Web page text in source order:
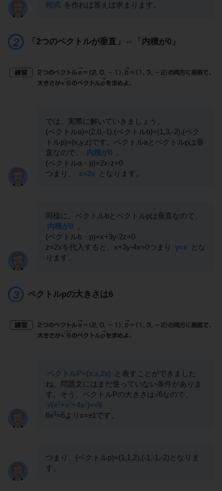
程式 を作れば答えは求まります。
「2つのベクトルが垂直」⇔「内積が0」
では、実際に解いていきましょう。
(ベクトルa)=(2,0,-1),(ベクトルb)=(1,3,-2),(ベク
トルp)=(x,y,z)です。ベクトルaとベクトルpは垂
直なので、
内積が0
(ベクトルa・p)=2x-z=0
つまり、
z=2x となります。
同様に。ベクトルbとベクトルpは垂直なので、
内積が0
(ベクトルb・p)=x+3y-2z=0
z=2xを代入すると、x+3y-4x=0つまり
y=x とな
ります。
ベクトルpの大きさは6
ベクトルP=(x,x,2x)
と表すことができました
ね。問題文にはまだ使っていない条件がありま
す。そう、ベクトルPの大きさは√6なので、
√(x2+x2+4x2)=√6
6x2=6よりx=±1です。
つまり、(ベクトルp)=(1,1,2),(-1,-1,-2)となりま
す。